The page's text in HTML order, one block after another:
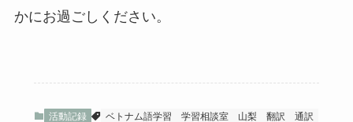
かにお過ごしください。
活動記録 ベトナム語学習 学習相談室 山梨 翻訳 通訳